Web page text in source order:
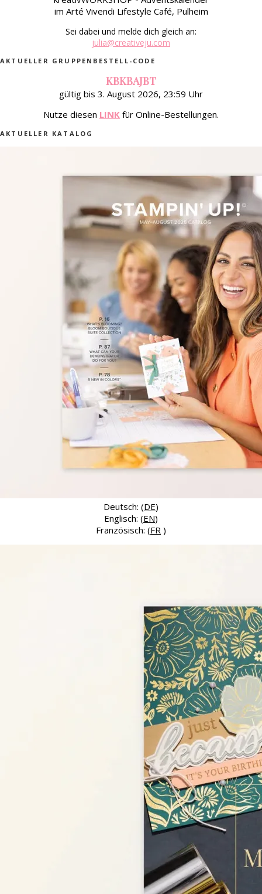
im Arté Vivendi Lifestyle Café, Pulheim
Sei dabei und melde dich gleich an:
julia@creativeju.com
AKTUELLER GRUPPENBESTELL-CODE
KBKBAJBT
gültig bis 3. August 2026, 23:59 Uhr
Nutze diesen LINK für Online-Bestellungen.
AKTUELLER KATALOG
Deutsch: (DE)
Englisch: (EN)
Französisch: (FR )